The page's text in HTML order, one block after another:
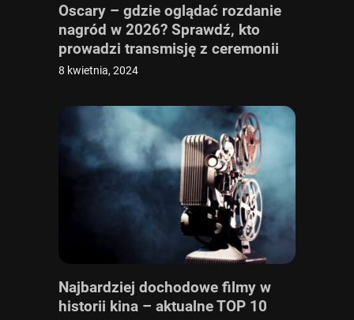
Oscary – gdzie oglądać rozdanie
nagród w 2026? Sprawdź, kto
prowadzi transmisję z ceremonii
online i w TV
8 kwietnia, 2024
Najbardziej dochodowe filmy w
historii kina – aktualne TOP 10